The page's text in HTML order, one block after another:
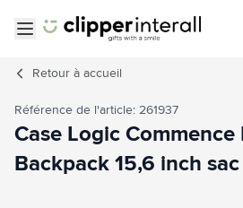
Retour à accueil
Référence de l'article: 261937
Case Logic Commence
Backpack 15,6 inch sac